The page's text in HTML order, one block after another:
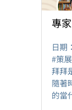
專
日期
#策
拜拜
隨著
的當